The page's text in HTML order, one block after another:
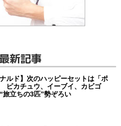
新記事
ナルド】次のハッピーセットは「ポ
ピカチュウ、イーブイ、カビゴ
旅立ちの3匹”勢ぞろい